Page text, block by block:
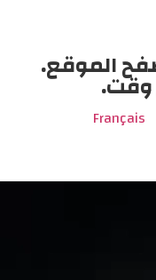
الموقع.
وقت.
Français